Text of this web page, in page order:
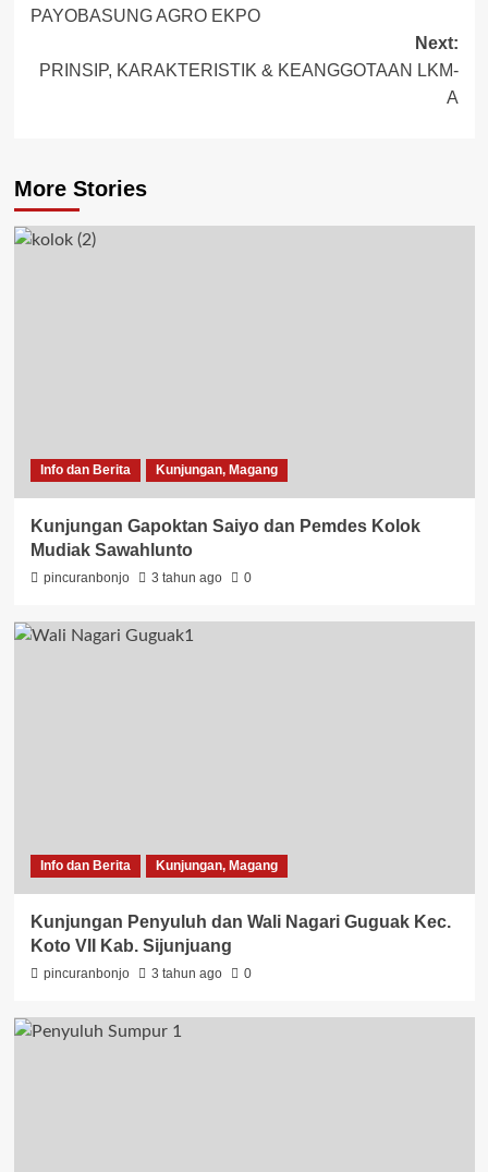
PAYOBASUNG AGRO EKPO
Next:
PRINSIP, KARAKTERISTIK & KEANGGOTAAN LKM-
A
More Stories
Info dan Berita Kunjungan, Magang
Kunjungan Gapoktan Saiyo dan Pemdes Kolok
Mudiak Sawahlunto
pincuranbonjo 3 tahun ago 0
Info dan Berita Kunjungan, Magang
Kunjungan Penyuluh dan Wali Nagari Guguak Kec.
Koto VII Kab. Sijunjuang
pincuranbonjo 3 tahun ago 0